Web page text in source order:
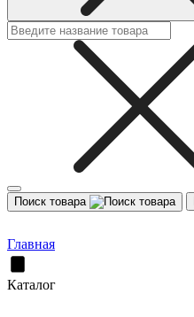
Поиск товара
Главная
Каталог